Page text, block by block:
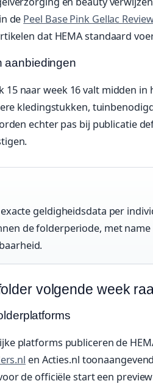
de Peel Base Pink Gellac Review
dat HEMA standaard
aanbiedingen
15 naar week 16 valt midden
kledingstukken,
echter pas bij publicatie
geldigheidsdata per
de folderperiode, met
volgende week
platforms publiceren de
en Acties.nl
de officiële start een